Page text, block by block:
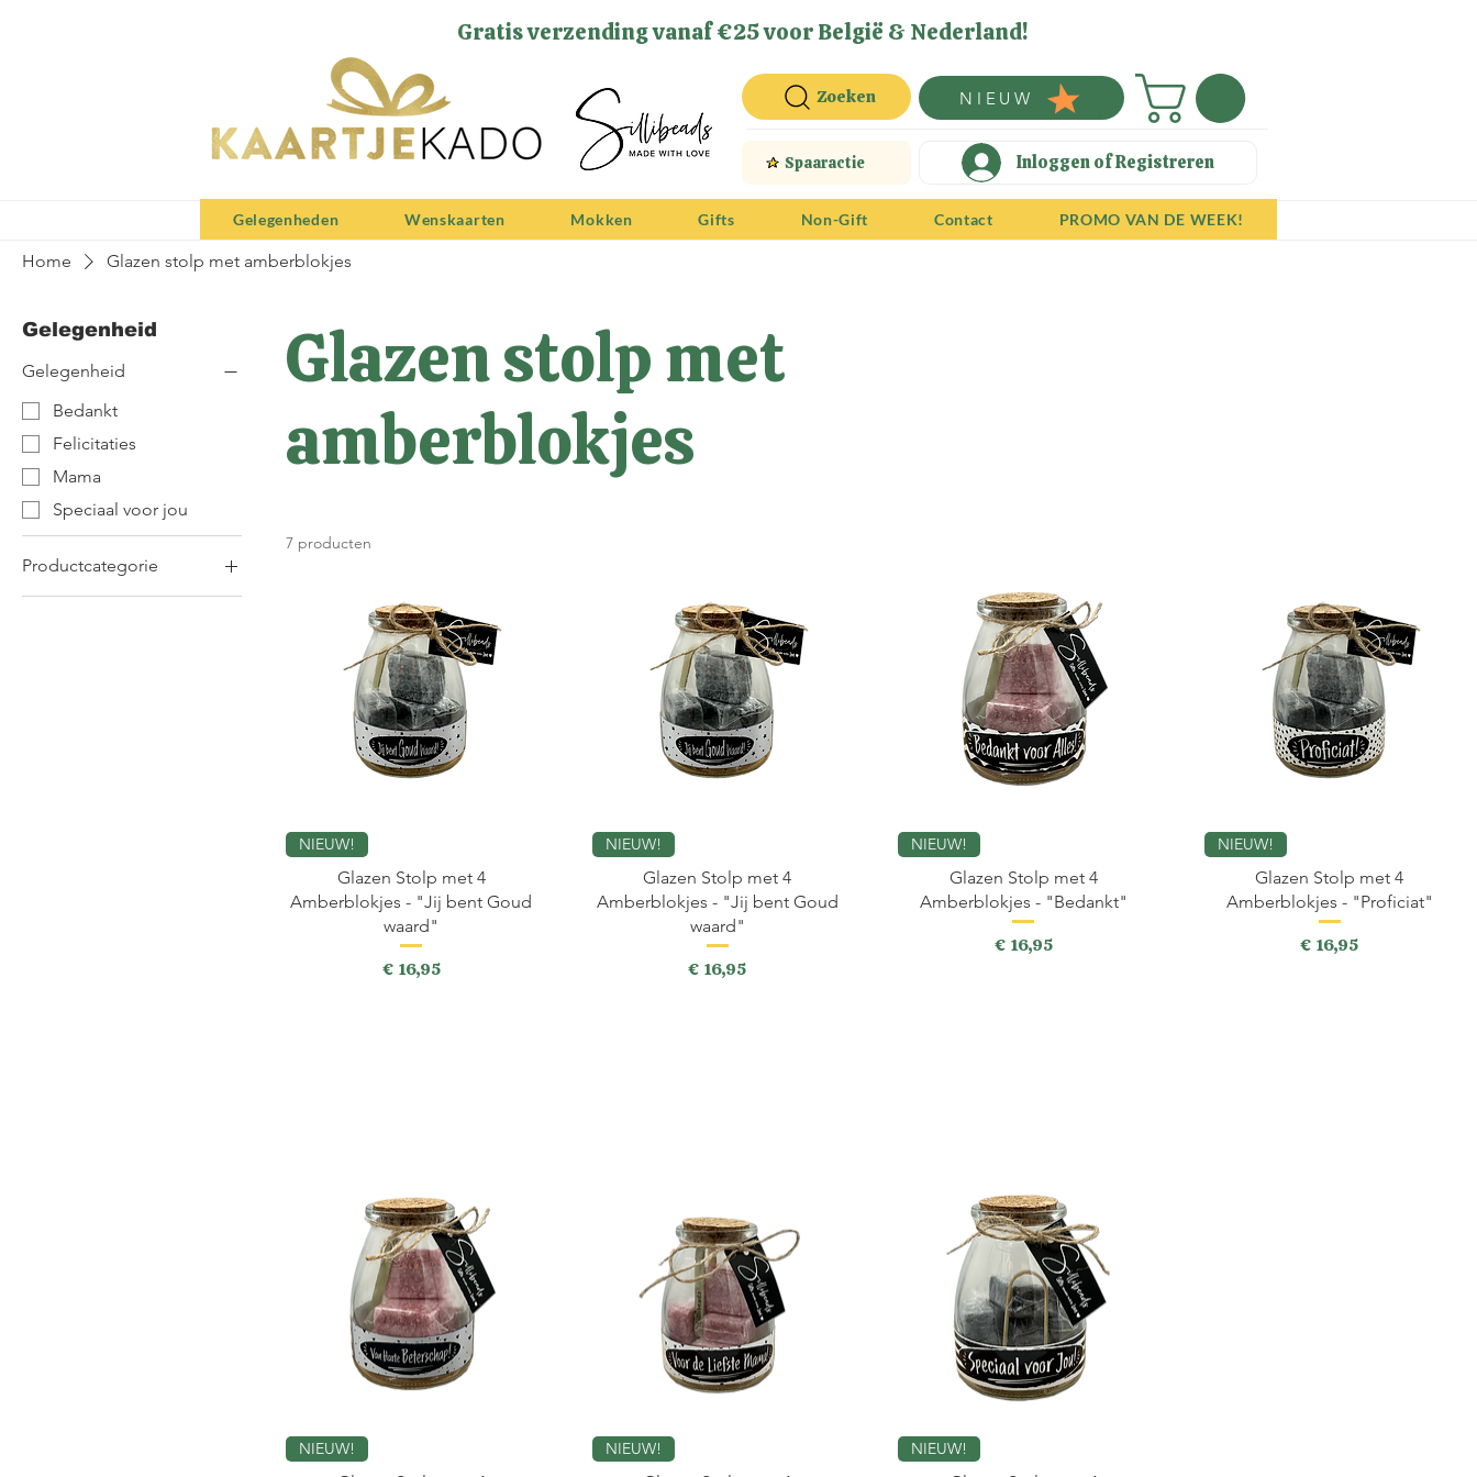
Gratis verzending vanaf €25 voor België & Nederland!
Zoeken NIEUW
Spaaractie Inloggen of Registreren
Gelegenheden Wenskaarten Mokken Gifts Non-Gift Contact PROMO VAN DE WEEK!
Home Glazen stolp met amberblokjes
Gelegenheid
Gelegenheid
Bedankt
Felicitaties
Mama
Speciaal voor jou
Productcategorie
Amberblokjes
Glazen stolp met
amberblokjes
7 producten
NIEUW!
Glazen Stolp met 4
Amberblokjes - "Jij bent Goud
waard"
Prijs
€ 16,95
NIEUW!
Glazen Stolp met 4
Amberblokjes - "Jij bent Goud
waard"
Prijs
€ 16,95
NIEUW!
Glazen Stolp met 4
Amberblokjes - "Bedankt"
Prijs
€ 16,95
NIEUW!
Glazen Stolp met 4
Amberblokjes - "Proficiat"
Prijs
€ 16,95
NIEUW! NIEUW! NIEUW!